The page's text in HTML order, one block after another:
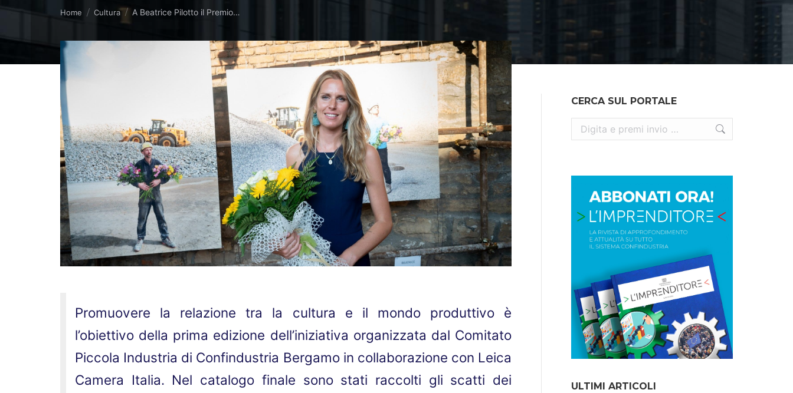
Tu sei qui:
Home Cultura A Beatrice Pilotto il Premio…
Promuovere la relazione tra la cultura e il mondo produttivo è
l’obiettivo della prima edizione dell’iniziativa organizzata dal Comitato
Piccola Industria di Confindustria Bergamo in collaborazione con Leica
Camera Italia. Nel catalogo finale sono stati raccolti gli scatti dei
CERCA SUL PORTALE
Cerca:
ULTIMI ARTICOLI